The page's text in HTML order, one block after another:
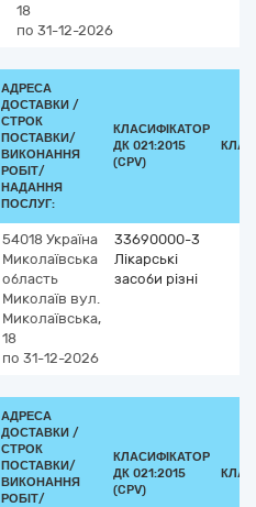
18
по 31-12-2026
АДРЕСА
ДОСТАВКИ /
СТРОК
ПОСТАВКИ/
ВИКОНАННЯ
РОБІТ/
НАДАННЯ
ПОСЛУГ:
КЛАСИФІКАТОР
ДК 021:2015
(CPV)
54018 Україна
Миколаївська
область
Миколаїв вул.
Миколаївська,
18
по 31-12-2026
33690000-3
Лікарські
засоби різні
АДРЕСА
ДОСТАВКИ /
СТРОК
ПОСТАВКИ/
ВИКОНАННЯ
РОБІТ/
КЛАСИФІКАТОР
ДК 021:2015
(CPV)